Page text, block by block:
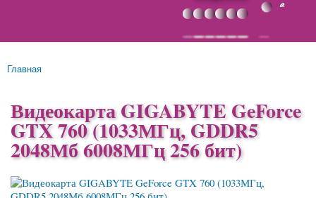
Основные ссылки
Вы здесь
Главная
Видеокарта GIGABYTE GeForce
GTX 760 (1033МГц, GDDR5
2048Мб 6008МГц 256 бит)